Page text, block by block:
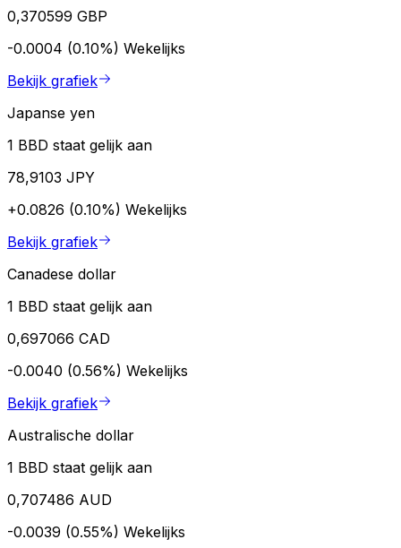
0,370599 GBP
-0.0004 (0.10%) Wekelijks
Bekijk grafiek
Japanse yen
1 BBD staat gelijk aan
78,9103 JPY
+0.0826 (0.10%) Wekelijks
Bekijk grafiek
Canadese dollar
1 BBD staat gelijk aan
0,697066 CAD
-0.0040 (0.56%) Wekelijks
Bekijk grafiek
Australische dollar
1 BBD staat gelijk aan
0,707486 AUD
-0.0039 (0.55%) Wekelijks